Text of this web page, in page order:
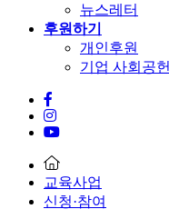
뉴스레터
후원하기
개인후원
기업 사회공헌
교육사업
신청·참여